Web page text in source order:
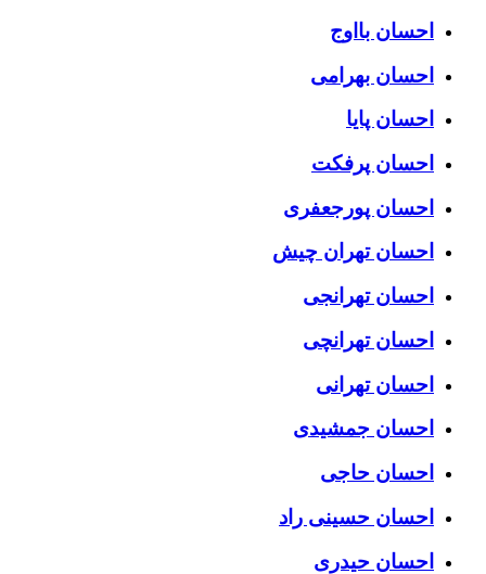
احسان بااوج
احسان بهرامی
احسان پایا
احسان پرفکت
احسان پورجعفری
احسان تهران چیش
احسان تهرانجی
احسان تهرانچی
احسان تهرانی
احسان جمشیدی
احسان حاجی
احسان حسینی راد
احسان حیدری